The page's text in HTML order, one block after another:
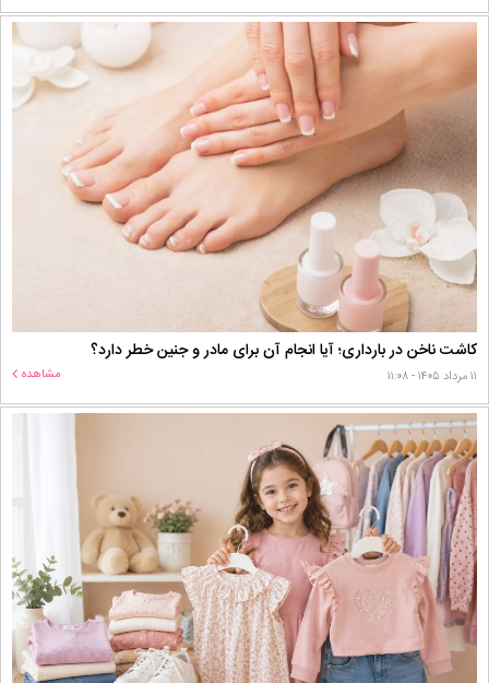
کاشت ناخن در بارداری؛ آیا انجام آن برای مادر و جنین خطر دارد؟
۱۱ مرداد ۱۴۰۵ - ۱۱:۰۸ مشاهده